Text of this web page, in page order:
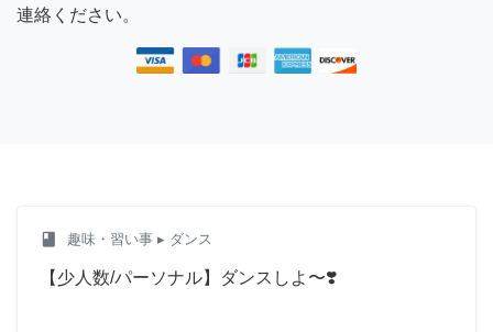
連絡ください。
class 趣味・習い事 ▸ ダンス
【少人数/パーソナル】ダンスしよ〜❣️